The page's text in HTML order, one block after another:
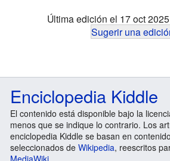
Última edición el 17 oct
Sugerir una
Enciclopedia Kiddle
El contenido está disponible bajo la
menos que se indique lo contrario. Los
enciclopedia Kiddle se basan en
seleccionados de Wikipedia, reescritos
MediaWiki